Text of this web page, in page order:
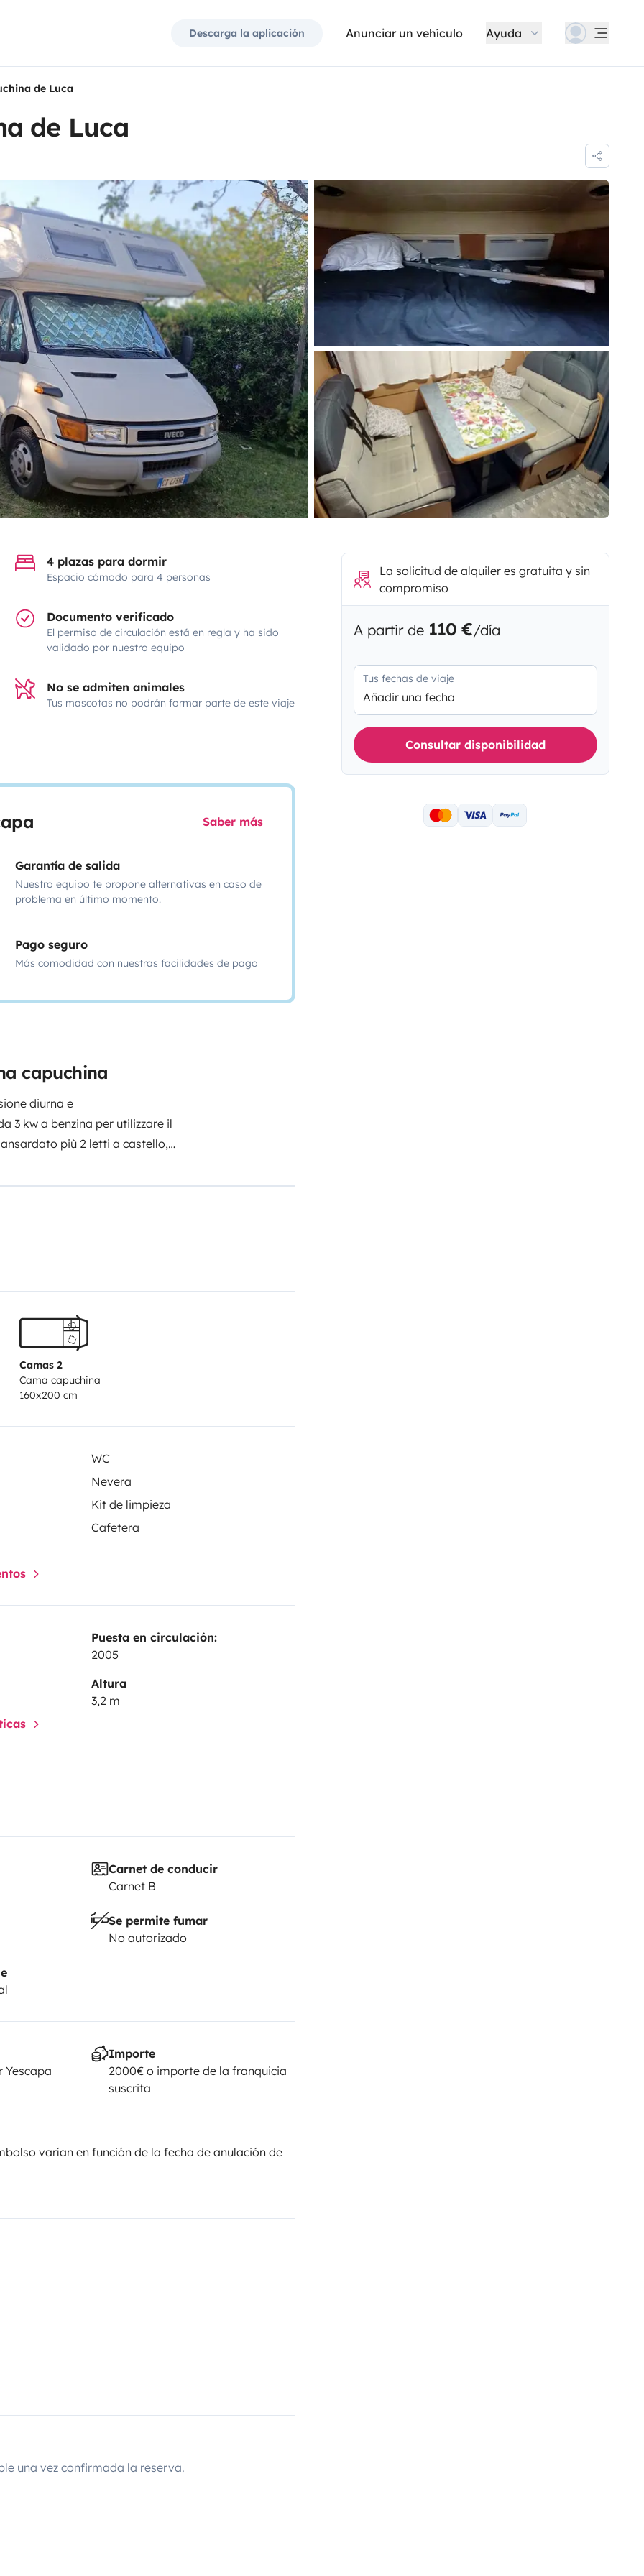
Descarga la aplicación Anunciar un vehículo Ayuda
de Luca
de Luca
4 plazas para dormir
Espacio cómodo para 4 personas
Documento verificado
El permiso de circulación está en regla y ha sido
validado por nuestro equipo
No se admiten animales
Tus mascotas no podrán formar parte de este viaje
Saber más
Garantía de salida
Nuestro equipo te propone alternativas en caso de
problema en último momento.
Pago seguro
Más comodidad con nuestras facilidades de pago
capuchina
diurna e
3 kw a benzina per utilizzare il
letti a castello,
cucina 3 fuochi e ampio
Camas 2
Cama capuchina
160x200 cm
WC
Nevera
Kit de limpieza
Cafetera
Puesta en circulación:
2005
Altura
3,2 m
Carnet de conducir
Carnet B
Se permite fumar
No autorizado
Yescapa
Importe
2000€ o importe de la franquicia
suscrita
varían en función de la fecha de anulación de
una vez confirmada la reserva.
La solicitud de alquiler es gratuita y sin
compromiso
A partir de 110 €/día
Tus fechas de viaje
Añadir una fecha
Consultar disponibilidad